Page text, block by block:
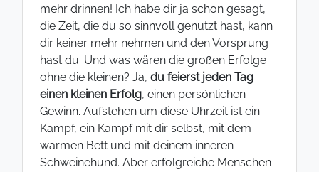
mehr drinnen! Ich habe dir ja schon gesagt,
die Zeit, die du so sinnvoll genutzt hast, kann
dir keiner mehr nehmen und den Vorsprung
hast du. Und was wären die großen Erfolge
ohne die kleinen? Ja, du feierst jeden Tag
einen kleinen Erfolg, einen persönlichen
Gewinn. Aufstehen um diese Uhrzeit ist ein
Kampf, ein Kampf mit dir selbst, mit dem
warmen Bett und mit deinem inneren
Schweinehund. Aber erfolgreiche Menschen